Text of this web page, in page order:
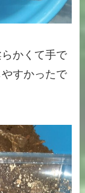
かくて手で
すかったで